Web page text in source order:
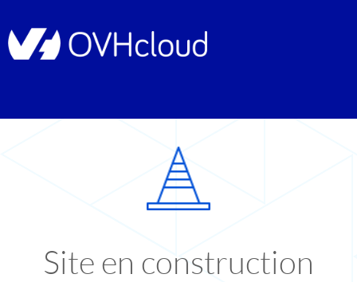
Site en construction